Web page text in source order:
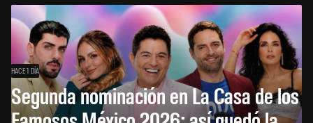
HACE 1 DÍA
Segunda nominación en La Casa de los